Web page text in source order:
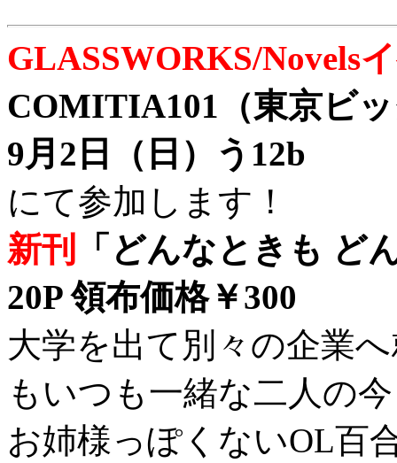
GLASSWORKS/Novels
COMITIA101（東京ビ
9月2日（日）う12b
にて参加します！
新刊
「どんなときも ど
20P 領布価格￥300
大学を出て別々の企業
もいつも一緒な二人の
お姉様っぽくないOL百